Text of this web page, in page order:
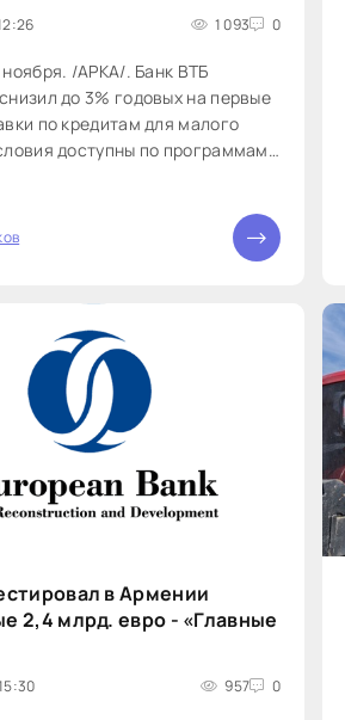
1 093 0
/АРКА/. Банк ВТБ
до 3% годовых на первые
по кредитам для малого
доступны по программам
в Армении
2,4 млрд. евро - «Главные
957 0